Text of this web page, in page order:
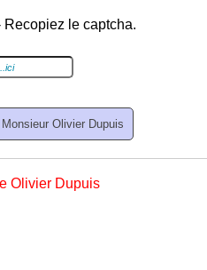
Recopiez le captcha.
Olivier Dupuis